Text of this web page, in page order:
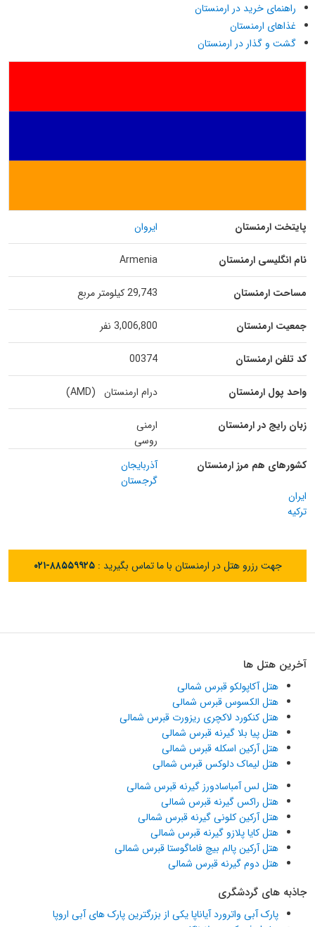
راهنمای خرید در ارمنستان
غذاهای ارمنستان
گشت و گذار در ارمنستان
پایتخت ارمنستان ایروان
نام انگلیسی ارمنستان Armenia
مساحت ارمنستان 29,743 کیلومتر مربع
جمعیت ارمنستان 3,006,800 نفر
کد تلفن ارمنستان 00374
واحد پول ارمنستان درام ارمنستان (AMD)
زبان رایج در ارمنستان
ارمنی
روسی
کشورهای هم مرز ارمنستان
آذربایجان
گرجستان
ایران
ترکیه
جهت رزرو هتل در ارمنستان با ما تماس بگیرید :۰۲۱-۸۸۵۵۹۹۲۵
آخرین هتل ها
هتل آکاپولکو قبرس شمالی
هتل الکسوس قبرس شمالی
هتل کنکورد لاکچری ریزورت قبرس شمالی
هتل پیا بلا گیرنه قبرس شمالی
هتل آرکین اسکله قبرس شمالی
هتل لیماک دلوکس قبرس شمالی
هتل لس آمباسادورز گیرنه قبرس شمالی
هتل راکس گیرنه قبرس شمالی
هتل آرکین کلونی گیرنه قبرس شمالی
هتل کایا پلازو گیرنه قبرس شمالی
هتل آرکین پالم بیچ فاماگوستا قبرس شمالی
هتل دوم گیرنه قبرس شمالی
جاذبه های گردشگری
پارک آبی واترورد آیاناپا یکی از بزرگترین پارک های آبی اروپا